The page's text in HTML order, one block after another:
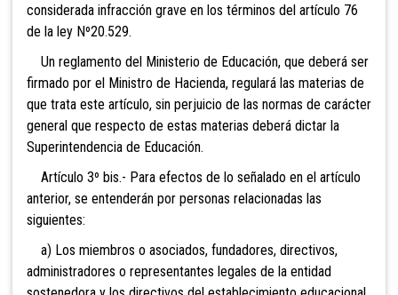
considerada infracción grave en los términos del artículo 76
de la ley Nº20.529.
Un reglamento del Ministerio de Educación, que deberá ser
firmado por el Ministro de Hacienda, regulará las materias de
que trata este artículo, sin perjuicio de las normas de carácter
general que respecto de estas materias deberá dictar la
Superintendencia de Educación.
Artículo 3º bis.- Para efectos de lo señalado en el artículo
anterior, se entenderán por personas relacionadas las
siguientes:
a) Los miembros o asociados, fundadores, directivos,
administradores o representantes legales de la entidad